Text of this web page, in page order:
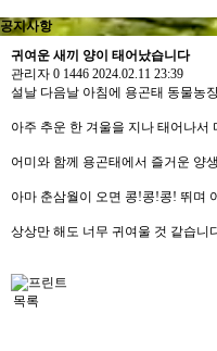
공지사항
귀여운 새끼 양이 태어났습니다
관리자 0 1446 2024.02.11 23:39
설날 다음날 아침에 용곤태 동물농
아주 추운 한 겨울을 지나 태어나서
어미와 함께 용곤태에서 즐거운 양
아마 춘삼월이 오면 콩!콩!콩! 뛰며
상상만 해도 너무 귀여울 것 같습니
목록